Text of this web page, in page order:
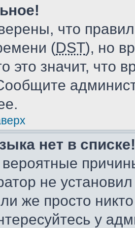
что
(DST), но
это значит, что
нет в списке!
не
же просто
у